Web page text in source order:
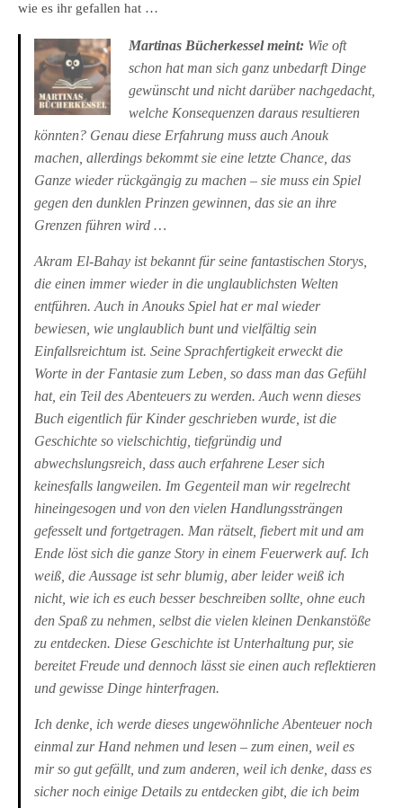
wie es ihr gefallen hat …
Martinas Bücherkessel meint: Wie oft
schon hat man sich ganz unbedarft Dinge
gewünscht und nicht darüber nachgedacht,
welche Konsequenzen daraus resultieren
könnten? Genau diese Erfahrung muss auch Anouk
machen, allerdings bekommt sie eine letzte Chance, das
Ganze wieder rückgängig zu machen – sie muss ein Spiel
gegen den dunklen Prinzen gewinnen, das sie an ihre
Grenzen führen wird …
Akram El-Bahay ist bekannt für seine fantastischen Storys,
die einen immer wieder in die unglaublichsten Welten
entführen. Auch in Anouks Spiel hat er mal wieder
bewiesen, wie unglaublich bunt und vielfältig sein
Einfallsreichtum ist. Seine Sprachfertigkeit erweckt die
Worte in der Fantasie zum Leben, so dass man das Gefühl
hat, ein Teil des Abenteuers zu werden. Auch wenn dieses
Buch eigentlich für Kinder geschrieben wurde, ist die
Geschichte so vielschichtig, tiefgründig und
abwechslungsreich, dass auch erfahrene Leser sich
keinesfalls langweilen. Im Gegenteil man wir regelrecht
hineingesogen und von den vielen Handlungssträngen
gefesselt und fortgetragen. Man rätselt, fiebert mit und am
Ende löst sich die ganze Story in einem Feuerwerk auf. Ich
weiß, die Aussage ist sehr blumig, aber leider weiß ich
nicht, wie ich es euch besser beschreiben sollte, ohne euch
den Spaß zu nehmen, selbst die vielen kleinen Denkanstöße
zu entdecken. Diese Geschichte ist Unterhaltung pur, sie
bereitet Freude und dennoch lässt sie einen auch reflektieren
und gewisse Dinge hinterfragen.
Ich denke, ich werde dieses ungewöhnliche Abenteuer noch
einmal zur Hand nehmen und lesen – zum einen, weil es
mir so gut gefällt, und zum anderen, weil ich denke, dass es
sicher noch einige Details zu entdecken gibt, die ich beim